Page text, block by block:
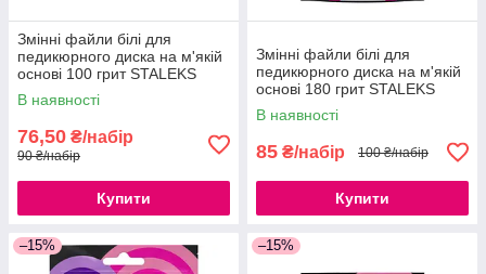
Змінні файли білі для
педикюрного диска на м'якій
основі 100 грит STALEKS
PRO PODODISC XS - 10мм
(50 шт)
В наявності
76,50 ₴/набір
90 ₴/набір
Купити
Змінні файли білі для
педикюрного диска на м'якій
основі 180 грит STALEKS
PRO PODODISC S - 15мм (50
шт)
В наявності
85 ₴/набір 100 ₴/набір
Купити
–15% –15%